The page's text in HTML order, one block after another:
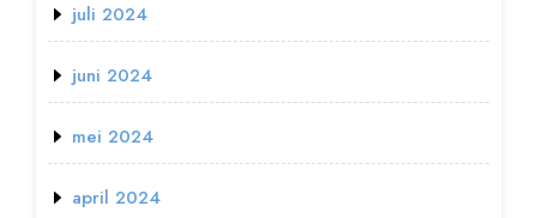
juli 2024
juni 2024
mei 2024
april 2024